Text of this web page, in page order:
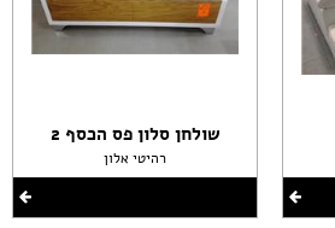
שולחן סלון פס הכסף 2
רהיטי אלון